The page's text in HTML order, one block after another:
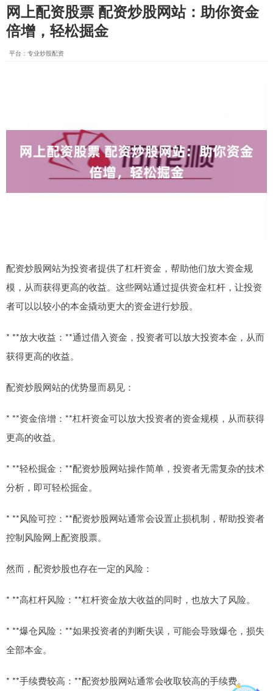
网上配资股票 配资炒股网站：助你资金
倍增，轻松掘金
平台：专业炒股配资
配资炒股网站为投资者提供了杠杆资金，帮助他们放大资金规
模，从而获得更高的收益。这些网站通过提供资金杠杆，让投资
者可以以较小的本金撬动更大的资金进行炒股。
* **放大收益：**通过借入资金，投资者可以放大投资本金，从而
获得更高的收益。
配资炒股网站的优势显而易见：
* **资金倍增：**杠杆资金可以放大投资者的资金规模，从而获得
更高的收益。
* **轻松掘金：**配资炒股网站操作简单，投资者无需复杂的技术
分析，即可轻松掘金。
* **风险可控：**配资炒股网站通常会设置止损机制，帮助投资者
控制风险网上配资股票。
然而，配资炒股也存在一定的风险：
* **高杠杆风险：**杠杆资金放大收益的同时，也放大了风险。
* **爆仓风险：**如果投资者的判断失误，可能会导致爆仓，损失
全部本金。
* **手续费较高：**配资炒股网站通常会收取较高的手续费。